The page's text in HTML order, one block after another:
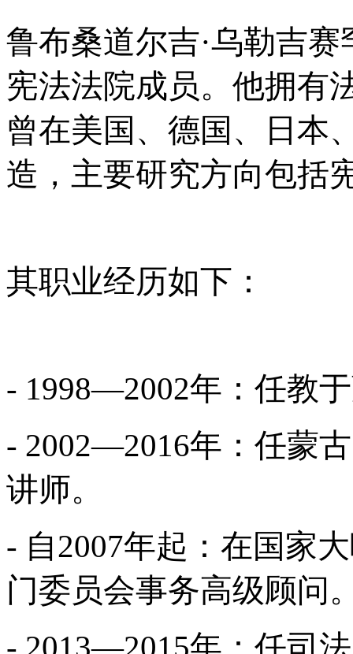
鲁布桑道尔吉·乌勒吉
宪法法院成员。他拥有
曾在美国、德国、日本
造，主要研究方向包括
其职业经历如下：
- 1998—2002年：任教
- 2002—2016年：任蒙
讲师。
- 自2007年起：在国家
门委员会事务高级顾问